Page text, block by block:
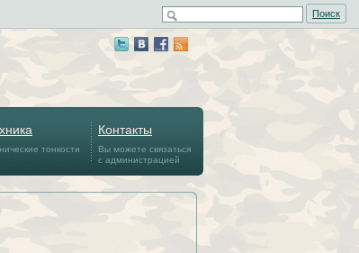
Поиск
тонкости
Контакты
Вы можете связаться
с администрацией